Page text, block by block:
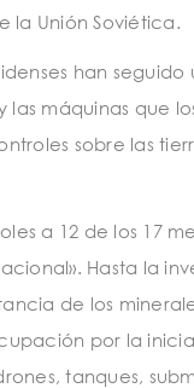
la Unión Soviética.
han
máquinas que
sobre las
a 12 de los 17
Hasta la
de los
por la
tanques,